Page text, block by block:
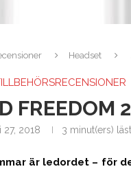
Headset
FREEDOM 2
27, 2018 3 minut(ers)
är ledordet – för